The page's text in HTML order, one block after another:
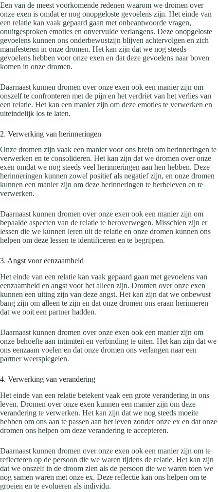
Een van de meest voorkomende redenen waarom we dromen over
onze exen is omdat er nog onopgeloste gevoelens zijn. Het einde van
een relatie kan vaak gepaard gaan met onbeantwoorde vragen,
onuitgesproken emoties en onvervulde verlangens. Deze onopgeloste
gevoelens kunnen ons onderbewustzijn blijven achtervolgen en zich
manifesteren in onze dromen. Het kan zijn dat we nog steeds
gevoelens hebben voor onze exen en dat deze gevoelens naar boven
komen in onze dromen.
Daarnaast kunnen dromen over onze exen ook een manier zijn om
onszelf te confronteren met de pijn en het verdriet van het verlies van
een relatie. Het kan een manier zijn om deze emoties te verwerken en
uiteindelijk los te laten.
2. Verwerking van herinneringen
Onze dromen zijn vaak een manier voor ons brein om herinneringen te
verwerken en te consolideren. Het kan zijn dat we dromen over onze
exen omdat we nog steeds veel herinneringen aan hen hebben. Deze
herinneringen kunnen zowel positief als negatief zijn, en onze dromen
kunnen een manier zijn om deze herinneringen te herbeleven en te
verwerken.
Daarnaast kunnen dromen over onze exen ook een manier zijn om
bepaalde aspecten van de relatie te heroverwegen. Misschien zijn er
lessen die we kunnen leren uit de relatie en onze dromen kunnen ons
helpen om deze lessen te identificeren en te begrijpen.
3. Angst voor eenzaamheid
Het einde van een relatie kan vaak gepaard gaan met gevoelens van
eenzaamheid en angst voor het alleen zijn. Dromen over onze exen
kunnen een uiting zijn van deze angst. Het kan zijn dat we onbewust
bang zijn om alleen te zijn en dat onze dromen ons eraan herinneren
dat we ooit een partner hadden.
Daarnaast kunnen dromen over onze exen ook een manier zijn om
onze behoefte aan intimiteit en verbinding te uiten. Het kan zijn dat we
ons eenzaam voelen en dat onze dromen ons verlangen naar een
partner weerspiegelen.
4. Verwerking van verandering
Het einde van een relatie betekent vaak een grote verandering in ons
leven. Dromen over onze exen kunnen een manier zijn om deze
verandering te verwerken. Het kan zijn dat we nog steeds moeite
hebben om ons aan te passen aan het leven zonder onze ex en dat onze
dromen ons helpen om deze verandering te accepteren.
Daarnaast kunnen dromen over onze exen ook een manier zijn om te
reflecteren op de persoon die we waren tijdens de relatie. Het kan zijn
dat we onszelf in de droom zien als de persoon die we waren toen we
nog samen waren met onze ex. Deze reflectie kan ons helpen om te
groeien en te evolueren als individu.